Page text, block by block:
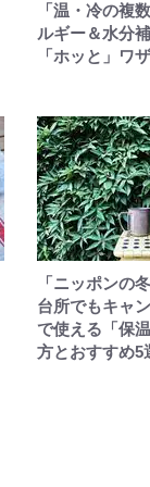
「温・冷の複
ルギー＆水分
「ホッと」ワ
「ニッポンの
台所でもキャ
で使える「保
方とおすすめ5